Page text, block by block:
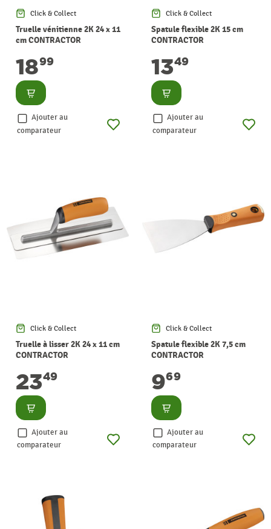
Click & Collect
Truelle vénitienne 2K 24 x 11
cm CONTRACTOR
1899
Consulter
Ajouter au
comparateur
Click & Collect
Spatule flexible 2K 15 cm
CONTRACTOR
1349
Consulter
Ajouter au
comparateur
Click & Collect
Truelle à lisser 2K 24 x 11 cm
CONTRACTOR
2349
Consulter
Ajouter au
comparateur
Click & Collect
Spatule flexible 2K 7,5 cm
CONTRACTOR
969
Consulter
Ajouter au
comparateur